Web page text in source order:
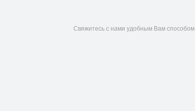
Свяжитесь с нами удобным Вам способом.